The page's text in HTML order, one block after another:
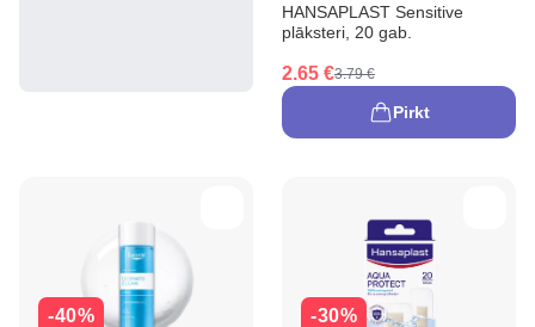
HANSAPLAST Sensitive
plāksteri, 20 gab.
2.65 €3.79 €
Pirkt
-40% -30%